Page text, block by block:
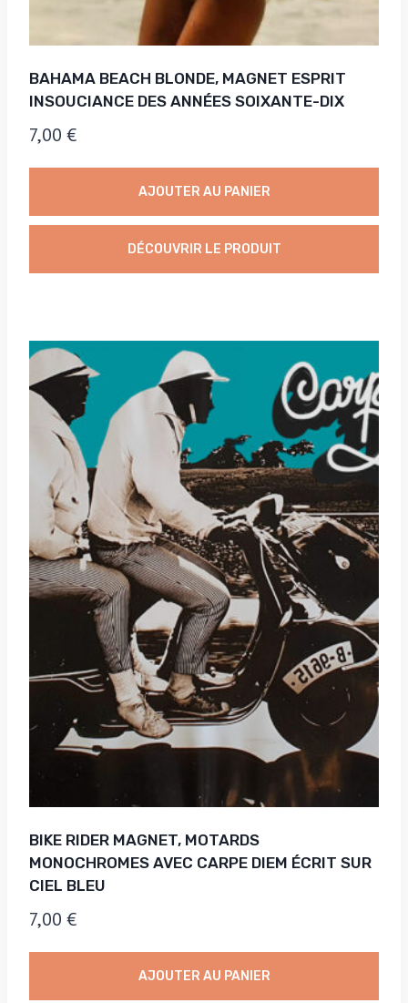
BAHAMA BEACH BLONDE, MAGNET ESPRIT
INSOUCIANCE DES ANNÉES SOIXANTE-DIX
7,00 €
AJOUTER AU PANIER
DÉCOUVRIR LE PRODUIT
BIKE RIDER MAGNET, MOTARDS
MONOCHROMES AVEC CARPE DIEM ÉCRIT SUR
CIEL BLEU
7,00 €
AJOUTER AU PANIER